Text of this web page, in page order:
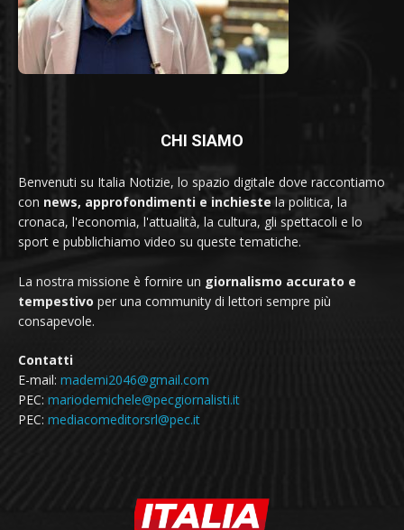
CHI SIAMO
Benvenuti su Italia Notizie, lo spazio digitale dove raccontiamo
con news, approfondimenti e inchieste la politica, la
cronaca, l'economia, l'attualità, la cultura, gli spettacoli e lo
sport e pubblichiamo video su queste tematiche.
La nostra missione è fornire un giornalismo accurato e
tempestivo per una community di lettori sempre più
consapevole.
Contatti
E-mail: mademi2046@gmail.com
PEC: mariodemichele@pecgiornalisti.it
PEC: mediacomeditorsrl@pec.it